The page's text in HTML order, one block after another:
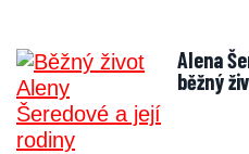
Alena
běžný